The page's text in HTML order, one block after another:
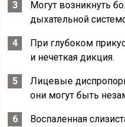
Могут возникнуть
дыхательной
При глубоком
и нечеткая дикция.
Лицевые
они могут быть
Воспаленная